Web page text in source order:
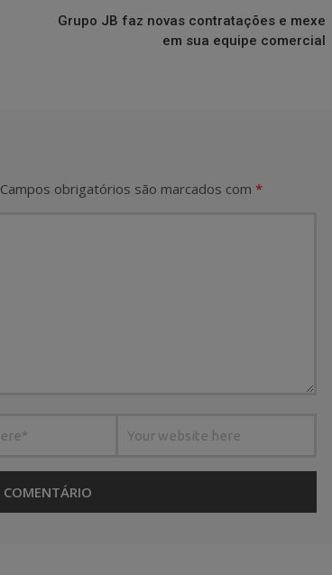
Grupo JB faz novas contratações e mexe
em sua equipe comercial
Campos obrigatórios são marcados com *